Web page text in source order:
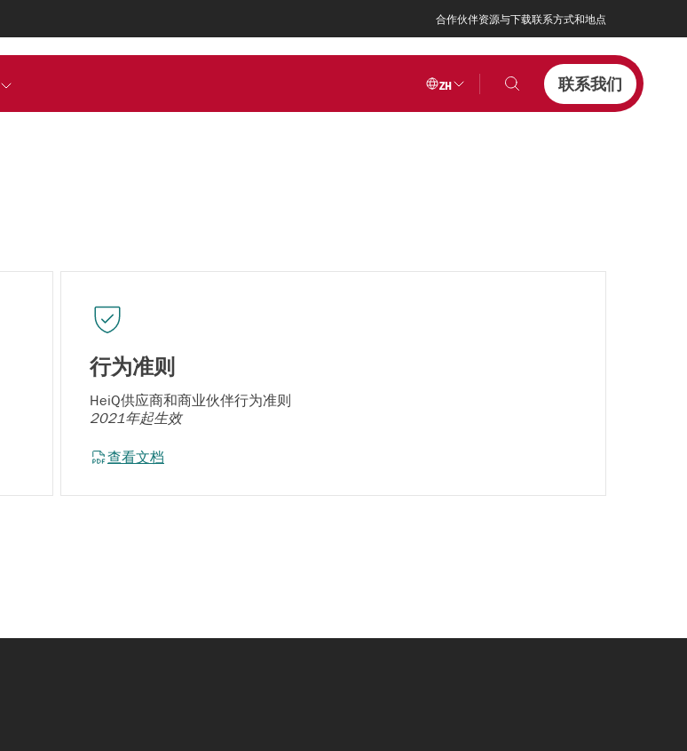
合作伙伴资源与下载联系方式和地点
ZH 联系我们
行为准则
HeiQ供应商和商业伙伴行为准则
2021年起生效
查看文档